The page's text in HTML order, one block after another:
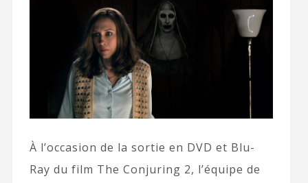
À l’occasion de la sortie en DVD et Blu-
Ray du film The Conjuring 2, l’équipe de